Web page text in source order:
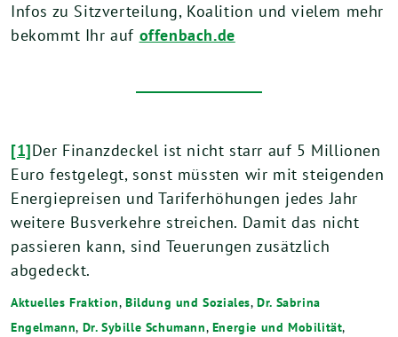
Infos zu Sitzverteilung, Koalition und vielem mehr
bekommt Ihr auf offenbach.de
[1]Der Finanzdeckel ist nicht starr auf 5 Millionen
Euro festgelegt, sonst müssten wir mit steigenden
Energiepreisen und Tariferhöhungen jedes Jahr
weitere Busverkehre streichen. Damit das nicht
passieren kann, sind Teuerungen zusätzlich
abgedeckt.
Aktuelles Fraktion,Bildung und Soziales,Dr. Sabrina
Engelmann, Dr. Sybille Schumann, Energie und Mobilität,